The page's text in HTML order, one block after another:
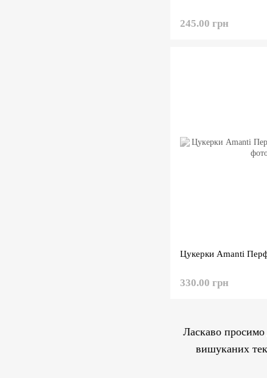
Ласкаво просимо
вишуканих
245.00 грн
Цукерки Amanti
330.00 грн